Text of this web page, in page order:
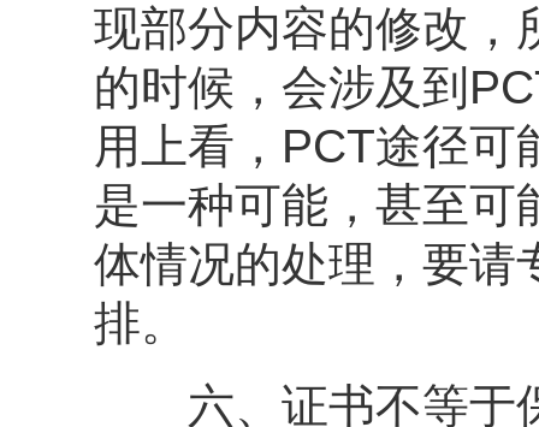
现部分内容的修改，
的时候，会涉及到
用上看，PCT途径可
是一种可能，甚至可
体情况的处理，要请
排。
六、证书不等于